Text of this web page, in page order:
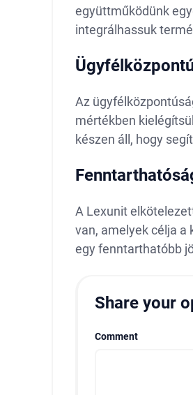
együttműködünk
integrálhassuk
Az
mértékben
készen áll, hogy
A Lexunit
van, amelyek célja a
egy fenntarthatóbb
Share your
Comment